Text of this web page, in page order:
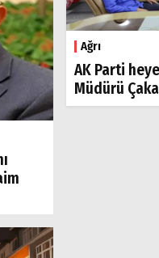
Ağrı
AK Parti
Müdürü